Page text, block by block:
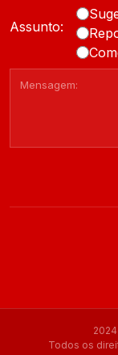
Assunto:
Todos os